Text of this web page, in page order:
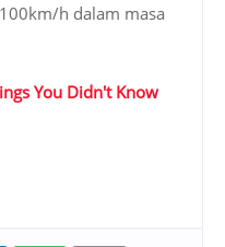
h dalam masa
You Didn't Know